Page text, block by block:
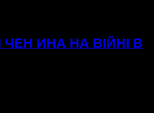
ЧЕН ИНА НА ВІЙНІ В